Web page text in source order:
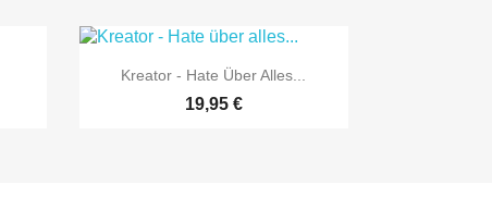
 Vorschau
Kreator - Hate Über Alles...
19,95 €